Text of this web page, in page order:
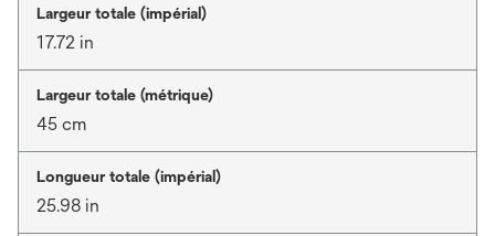
Largeur totale (impérial)
17.72 in
Largeur totale (métrique)
45 cm
Longueur totale (impérial)
25.98 in